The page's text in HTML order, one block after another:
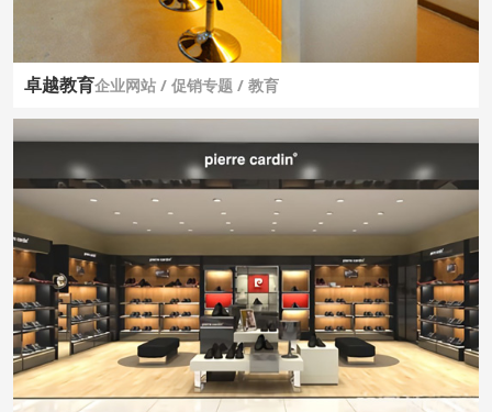
卓越教育企业网站 / 促销专题 / 教育